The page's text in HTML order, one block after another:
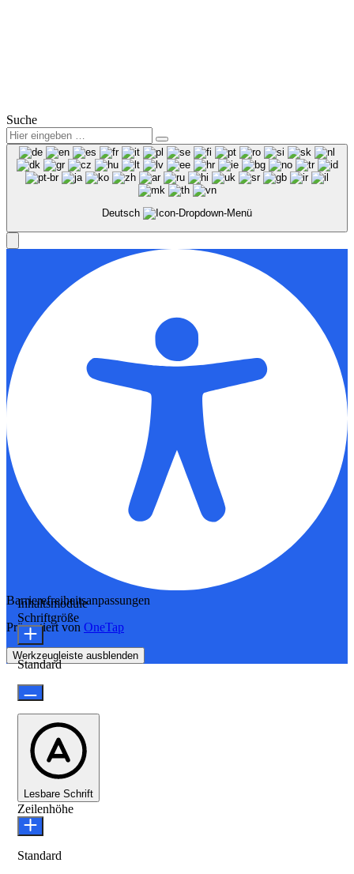
Suche
Deutsch
Barrierefreiheitsanpassungen
Präsentiert von OneTap
Werkzeugleiste ausblenden
Inhaltsmodule
Schriftgröße
Standard
Lesbare Schrift
Zeilenhöhe
Standard